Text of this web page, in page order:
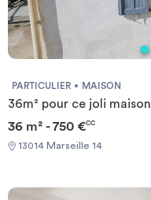
PARTICULIER MAISON
36m² pour ce joli maison
36 m² - 750 €CC
13014 Marseille 14